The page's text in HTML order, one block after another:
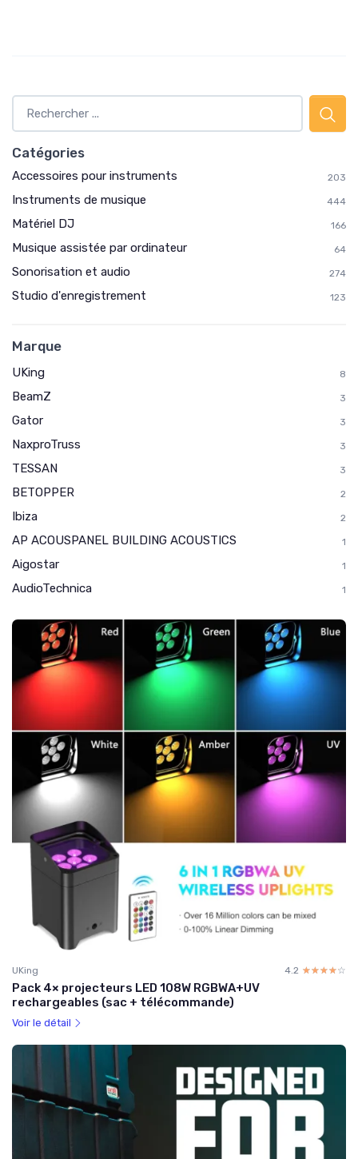
Catégories
Accessoires pour instruments 203
Instruments de musique 444
Matériel DJ 166
Musique assistée par ordinateur 64
Sonorisation et audio 274
Studio d'enregistrement 123
Marque
UKing 8
BeamZ 3
Gator 3
NaxproTruss 3
TESSAN 3
BETOPPER 2
Ibiza 2
AP ACOUSPANEL BUILDING ACOUSTICS 1
Aigostar 1
AudioTechnica 1
UKing 4.2 ☆☆☆☆☆
★★★★★
Pack 4× projecteurs LED 108W RGBWA+UV
rechargeables (sac + télécommande)
Voir le détail